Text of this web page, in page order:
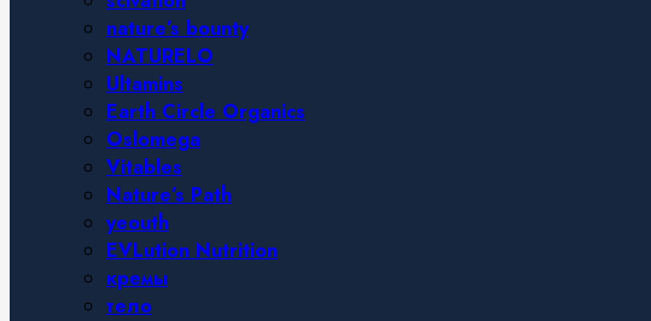
nature’s bounty
NATURELO
Ultamins
Earth Circle Organics
Oslomega
Vitables
Nature’s Path
yeouth
EVLution Nutrition
кремы
тело